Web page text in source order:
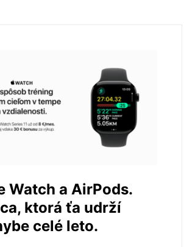
Watch a AirPods.
ktorá ťa udrží
celé leto.